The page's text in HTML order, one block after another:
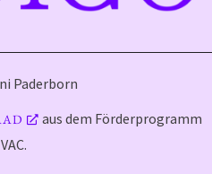
Paderborn
aus dem Förderprogramm